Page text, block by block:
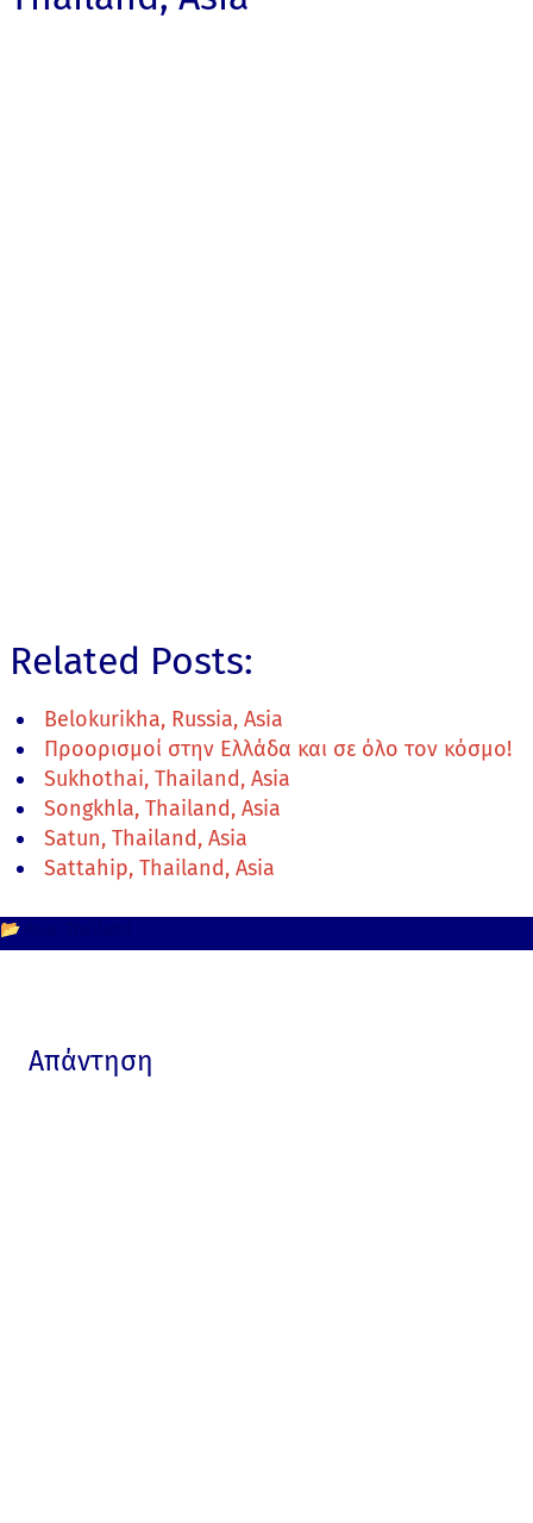
Related Posts:
Belokurikha, Russia, Asia
Προορισμοί στην Ελλάδα και σε όλο τον κόσμο!
Sukhothai, Thailand, Asia
Songkhla, Thailand, Asia
Satun, Thailand, Asia
Sattahip, Thailand, Asia
📂
Απάντηση